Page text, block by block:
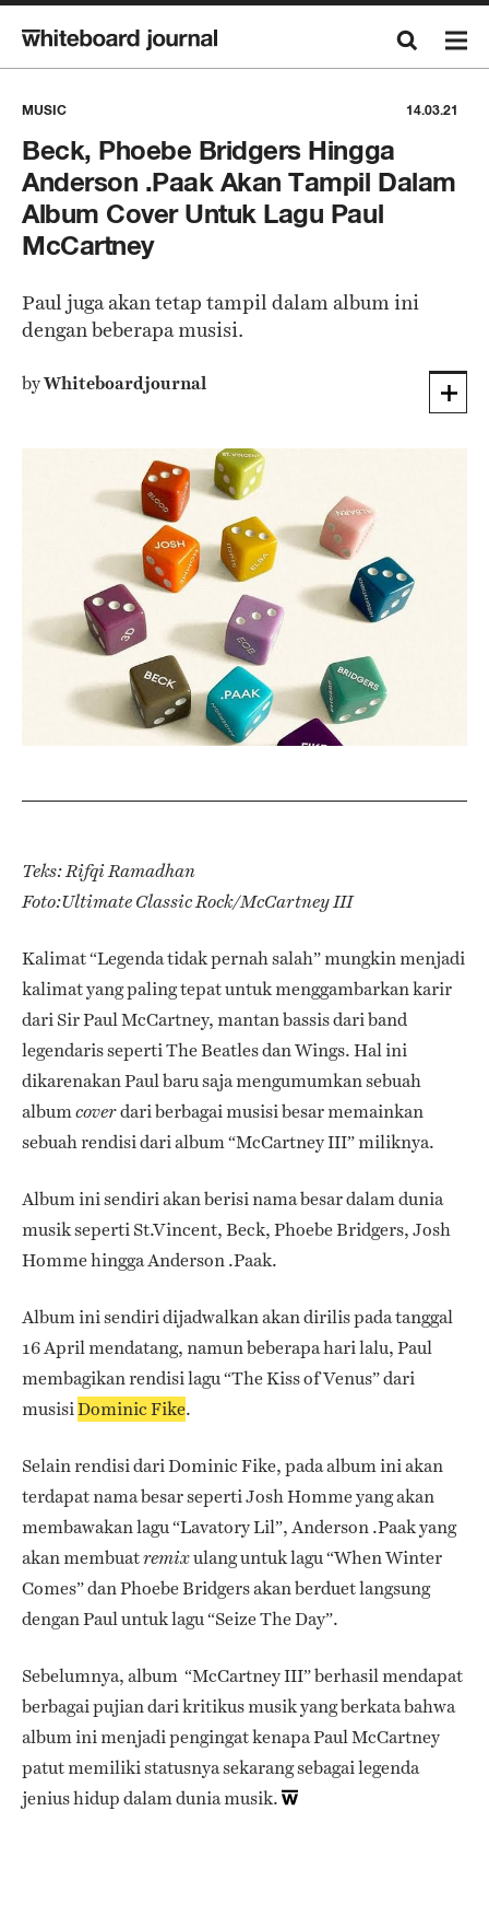
MUSIC 14.03.21
Beck, Phoebe Bridgers Hingga
Anderson .Paak Akan Tampil Dalam
Album Cover Untuk Lagu Paul
McCartney
Paul juga akan tetap tampil dalam album ini
dengan beberapa musisi.
byWhiteboardjournal
Teks: Rifqi Ramadhan
Foto:Ultimate Classic Rock/McCartney III
Kalimat “Legenda tidak pernah salah” mungkin menjadi
kalimat yang paling tepat untuk menggambarkan karir
dari Sir Paul McCartney, mantan bassis dari band
legendaris seperti The Beatles dan Wings. Hal ini
dikarenakan Paul baru saja mengumumkan sebuah
albumcoverdari berbagai musisi besar memainkan
sebuah rendisi dari album “McCartney III” miliknya.
Album ini sendiri akan berisi nama besar dalam dunia
musik seperti St.Vincent, Beck, Phoebe Bridgers, Josh
Homme hingga Anderson .Paak.
Album ini sendiri dijadwalkan akan dirilis pada tanggal
16 April mendatang, namun beberapa hari lalu, Paul
membagikan rendisi lagu “The Kiss of Venus” dari
musisiDominic Fike.
Selain rendisi dari Dominic Fike, pada album ini akan
terdapat nama besar seperti Josh Homme yang akan
membawakan lagu “Lavatory Lil”, Anderson .Paak yang
akan membuatremixulang untuk lagu “When Winter
Comes” dan Phoebe Bridgers akan berduet langsung
dengan Paul untuk lagu “Seize The Day”.
Sebelumnya, album “McCartney III” berhasil mendapat
berbagai pujian dari kritikus musik yang berkata bahwa
album ini menjadi pengingat kenapa Paul McCartney
patut memiliki statusnya sekarang sebagai legenda
jenius hidup dalam dunia musik.